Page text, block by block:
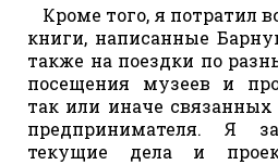
Кроме того, я потратил
книги, написанные
также на поездки по
посещения музеев и
так или иначе
предпринимателя. Я
текущие дела и